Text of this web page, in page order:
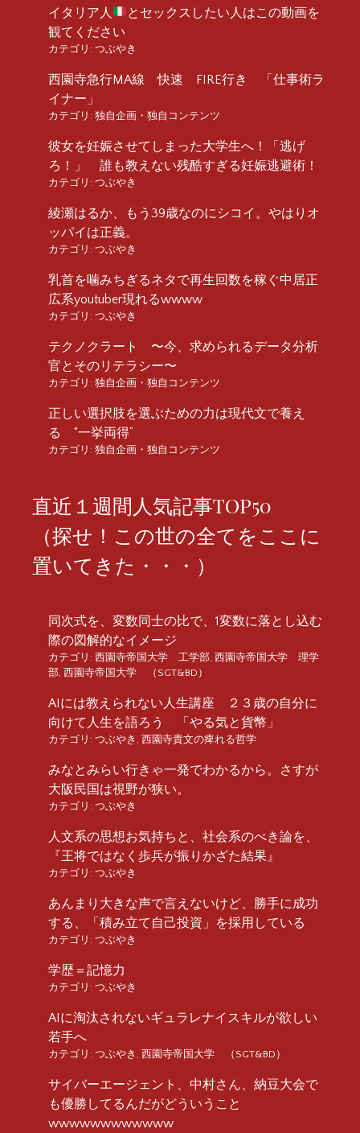
イタリア人
とセックスしたい人はこの動画を
観てください
カテゴリ: つぶやき
西園寺急行MA線 快速 FIRE行き 「仕事術ラ
イナー」
カテゴリ: 独自企画・独自コンテンツ
彼女を妊娠させてしまった大学生へ！「逃げ
ろ！」 誰も教えない残酷すぎる妊娠逃避術！
カテゴリ: つぶやき
綾瀬はるか、もう39歳なのにシコイ。やはりオ
ッパイは正義。
カテゴリ: つぶやき
乳首を噛みちぎるネタで再生回数を稼ぐ中居正
広系youtuber現れるwwww
カテゴリ: つぶやき
テクノクラート 〜今、求められるデータ分析
官とそのリテラシー〜
カテゴリ: 独自企画・独自コンテンツ
正しい選択肢を選ぶための力は現代文で養え
る “一挙両得”
カテゴリ: 独自企画・独自コンテンツ
直近１週間人気記事TOP50
（探せ！この世の全てをここに
置いてきた・・・）
同次式を、変数同士の比で、1変数に落とし込む
際の図解的なイメージ
カテゴリ: 西園寺帝国大学 工学部 西園寺帝国大学 理学
部 西園寺帝国大学 （SGT&BD）
AIには教えられない人生講座 ２３歳の自分に
向けて人生を語ろう 「やる気と貨幣」
カテゴリ: つぶやき 西園寺貴文の痺れる哲学
みなとみらい行きゃ一発でわかるから。さすが
大阪民国は視野が狭い。
カテゴリ: つぶやき
人文系の思想お気持ちと、社会系のべき論を、
『王将ではなく歩兵が振りかざた結果』
カテゴリ: つぶやき
あんまり大きな声で言えないけど、勝手に成功
する、「積み立て自己投資」を採用している
カテゴリ: つぶやき
学歴＝記憶力
カテゴリ: つぶやき
AIに淘汰されないギュラレナイスキルが欲しい
若手へ
カテゴリ: つぶやき 西園寺帝国大学 （SGT&BD）
サイバーエージェント、中村さん、納豆大会で
も優勝してるんだがどういうこと
wwwwwwwwwwww